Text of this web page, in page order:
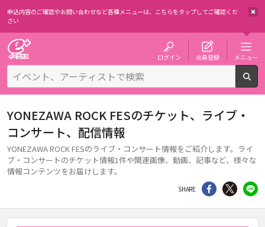
申込内容のご確認やお問い合わせなど各種メニューは、 こちらをタップしてご確認くだ
さい
ログイン 会員登録 メニュー
YONEZAWA ROCK FESのチケット、ライブ・
コンサート、配信情報
YONEZAWA ROCK FESのライブ・コンサート情報をご紹介します。ライ
ブ・コンサートのチケット情報1件や関連画像、動画、記事など、様々な
情報コンテンツをお届けします。
SHARE シェア Twitter